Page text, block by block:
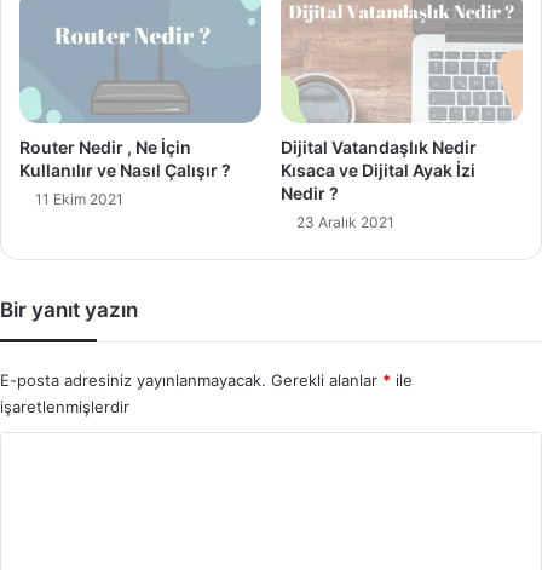
Router Nedir , Ne İçin
Kullanılır ve Nasıl Çalışır ?
11 Ekim 2021
Dijital Vatandaşlık Nedir
Kısaca ve Dijital Ayak İzi
Nedir ?
23 Aralık 2021
Bir yanıt yazın
E-posta adresiniz yayınlanmayacak. Gerekli alanlar * ile
işaretlenmişlerdir